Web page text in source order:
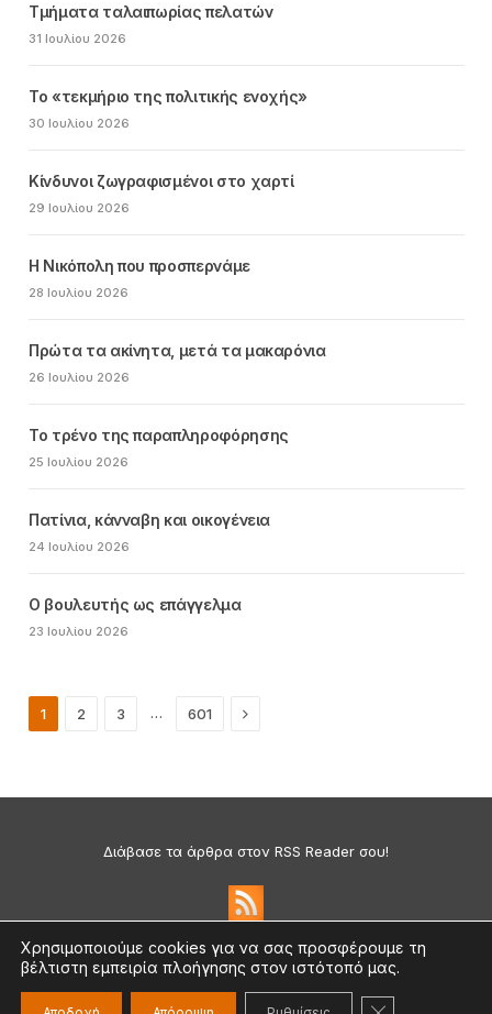
Τμήματα ταλαιπωρίας πελατών
31 Ιουλίου 2026
Το «τεκμήριο της πολιτικής ενοχής»
30 Ιουλίου 2026
Κίνδυνοι ζωγραφισμένοι στο χαρτί
29 Ιουλίου 2026
Η Νικόπολη που προσπερνάμε
28 Ιουλίου 2026
Πρώτα τα ακίνητα, μετά τα μακαρόνια
26 Ιουλίου 2026
Το τρένο της παραπληροφόρησης
25 Ιουλίου 2026
Πατίνια, κάνναβη και οικογένεια
24 Ιουλίου 2026
Ο βουλευτής ως επάγγελμα
23 Ιουλίου 2026
1 2 3 … 601 Next
Διάβασε τα άρθρα στον RSS Reader σου!
Πολιτική Απορρήτου & Cookies
©2026 medium.gr | Designed & Supported bynat.ad
Χρησιμοποιούμε cookies για να σας προσφέρουμε τη
βέλτιστη εμπειρία πλοήγησης στον ιστότοπό μας.
ΚΛΕΊΣΙΜΟ ΤΟΥ